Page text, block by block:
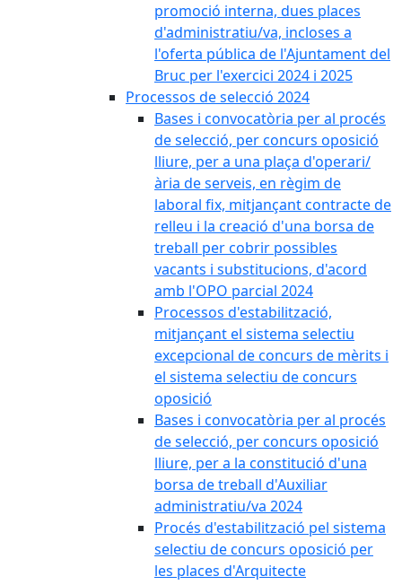
promoció interna, dues places
d'administratiu/va, incloses a
l'oferta pública de l'Ajuntament del
Bruc per l'exercici 2024 i 2025
Processos de selecció 2024
Bases i convocatòria per al procés
de selecció, per concurs oposició
lliure, per a una plaça d'operari/
ària de serveis, en règim de
laboral fix, mitjançant contracte de
relleu i la creació d'una borsa de
treball per cobrir possibles
vacants i substitucions, d'acord
amb l'OPO parcial 2024
Processos d'estabilització,
mitjançant el sistema selectiu
excepcional de concurs de mèrits i
el sistema selectiu de concurs
oposició
Bases i convocatòria per al procés
de selecció, per concurs oposició
lliure, per a la constitució d'una
borsa de treball d'Auxiliar
administratiu/va 2024
Procés d'estabilització pel sistema
selectiu de concurs oposició per
les places d'Arquitecte